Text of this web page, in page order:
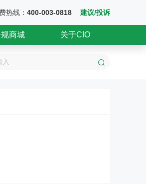
热线： 400-003-0818 建议/投诉
商城 关于CIO